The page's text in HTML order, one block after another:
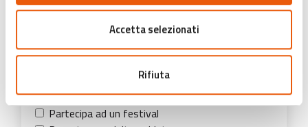
Accetta selezionati
Rifiuta
COSA VUOI FARE?
Ascolta un concerto
Partecipa a un corso
Partecipa ad un evento
Partecipa ad un festival